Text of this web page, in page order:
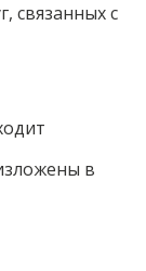
связанных с
в